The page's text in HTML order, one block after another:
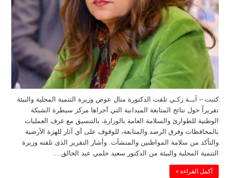
كتبت – آيــة زكـي تلقت الدكتورة منال عوض وزيرة التنمية المحلية والبيئة
تقريراً حول نتائج المتابعة الميدانية التي أجراها مركز سيطرة الشبكة
الوطنية للطوارئ والسلامة العامة بالوزارة، بالتنسيق مع غرف العمليات
بالمحافظات وفرق الرصد والمتابعة، للوقوف على أي آثار للهزة الأرضية
والتأكد من سلامة المواطنين والمنشآت. وأشار التقرير الذى تلقته وزيرة
التنمية المحلية والبيئة من الدكتور سعيد حلمي عبد الخالق …
أكمل القراءة »